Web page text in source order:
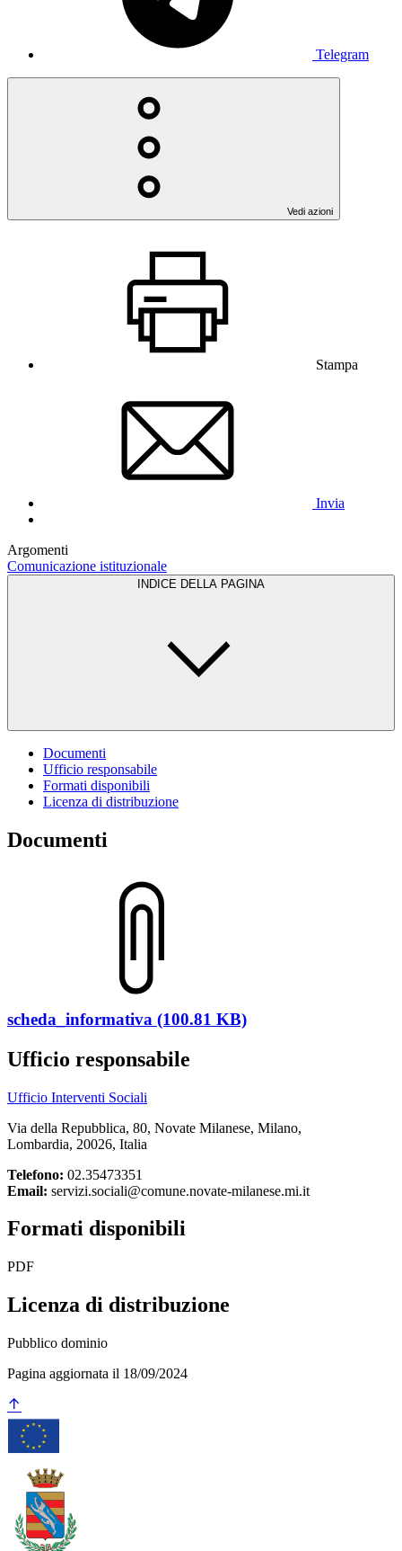
Telegram
Vedi azioni
Stampa
Invia
Argomenti
Comunicazione istituzionale
INDICE DELLA PAGINA
Documenti
Ufficio responsabile
Formati disponibili
Licenza di distribuzione
Documenti
scheda_informativa (100.81 KB)
Ufficio responsabile
Ufficio Interventi Sociali
Via della Repubblica, 80, Novate Milanese, Milano,
Lombardia, 20026, Italia
Telefono: 02.35473351
Email: servizi.sociali@comune.novate-milanese.mi.it
Formati disponibili
PDF
Licenza di distribuzione
Pubblico dominio
Pagina aggiornata il 18/09/2024